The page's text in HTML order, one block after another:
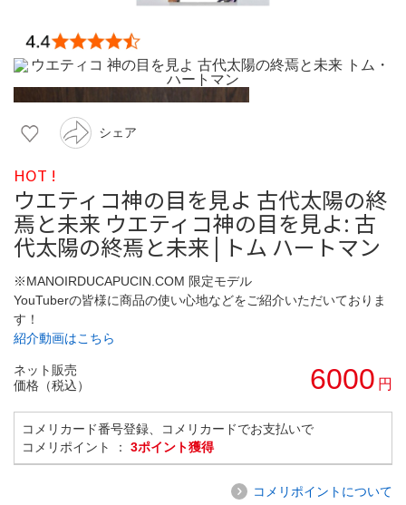
シェア
HOT !
ウエティコ神の目を見よ 古代太陽の終
焉と未来 ウエティコ神の目を見よ: 古
代太陽の終焉と未来 | トム ハートマン
※MANOIRDUCAPUCIN.COM 限定モデル
YouTuberの皆様に商品の使い心地などをご紹介いただいておりま
す！
紹介動画はこちら
ネット販売
価格（税込）
6000 円
コメリカード番号登録、コメリカードでお支払いで
コメリポイント ： 3ポイント獲得
コメリポイントについて